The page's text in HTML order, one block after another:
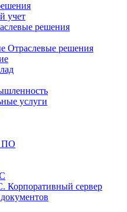
учет
решения
Отраслевые решения
услуги
ПО
сервер